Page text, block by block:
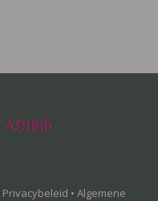
Privacybeleid • Algemene